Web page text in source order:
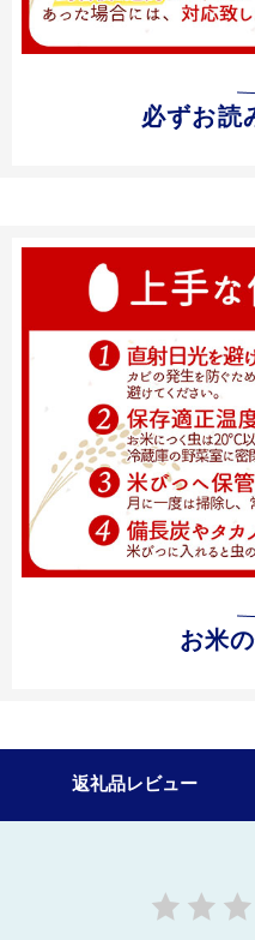
必ずお読
お米
返礼品レビュー